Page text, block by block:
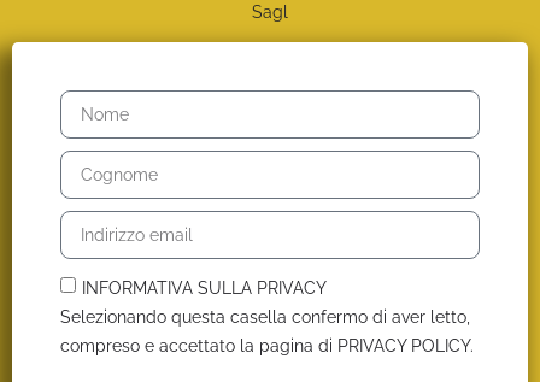
Sagl
INFORMATIVA SULLA PRIVACY
Selezionando questa casella confermo di aver letto,
compreso e accettato la pagina di PRIVACY POLICY.